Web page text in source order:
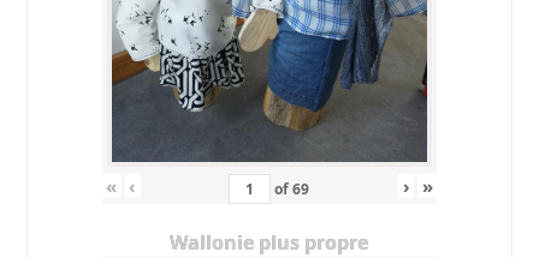
« ‹ of69 › »
Wallonie plus propre